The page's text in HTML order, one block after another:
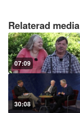
Relaterad media
07:09
30:08